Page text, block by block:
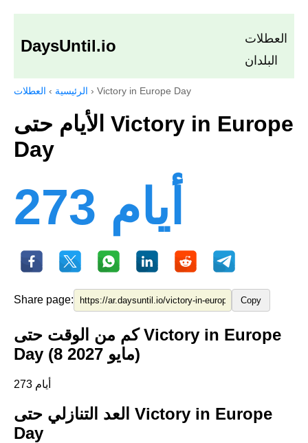
DaysUntil.io
العطلات
البلدان
الرئيسية › العطلات › Victory in Europe Day
الأيام حتى Victory in Europe
Day
273 أيام
Share page: Copy
كم من الوقت حتى Victory in Europe
Day (8 مايو 2027)
273 أيام
العد التنازلي حتى Victory in Europe
Day